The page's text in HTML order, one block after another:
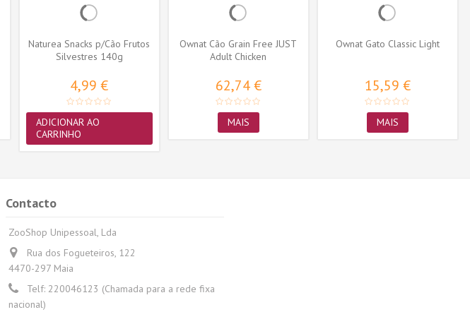
Naturea Snacks p/Cão Frutos
Silvestres 140g
4,99 €
ADICIONAR AO
CARRINHO
Ownat Cão Grain Free JUST
Adult Chicken
62,74 €
MAIS
Ownat Gato Classic Light
15,59 €
MAIS
Contacto
ZooShop Unipessoal, Lda
Rua dos Fogueteiros, 122
4470-297 Maia
Telf: 220046123 (Chamada para a rede fixa
nacional)